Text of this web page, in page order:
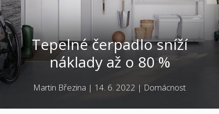
Tepelné čerpadlo sníží
náklady až o 80 %
Martin Březina | 14. 6. 2022 | Domácnost